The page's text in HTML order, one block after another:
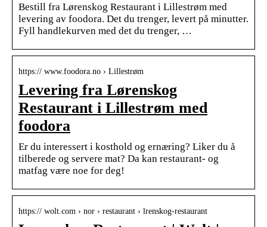
Bestill fra Lørenskog Restaurant i Lillestrøm med
levering av foodora. Det du trenger, levert på minutter.
Fyll handlekurven med det du trenger, …
https:// www.foodora.no › Lillestrøm
Levering fra Lørenskog
Restaurant i Lillestrøm med
foodora
Er du interessert i kosthold og ernæring? Liker du å
tilberede og servere mat? Da kan restaurant- og
matfag være noe for deg!
https:// wolt.com › nor › restaurant › lrenskog-restaurant